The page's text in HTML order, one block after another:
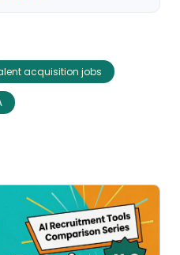
acquisition jobs